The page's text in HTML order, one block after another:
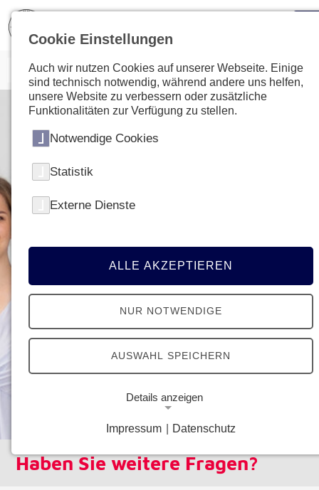
Haben Sie weitere Fragen?
Cookie Einstellungen
Auch wir nutzen Cookies auf unserer Webseite. Einige
sind technisch notwendig, während andere uns helfen,
unsere Website zu verbessern oder zusätzliche
Funktionalitäten zur Verfügung zu stellen.
Notwendige Cookies
Statistik
Externe Dienste
ALLE AKZEPTIEREN
NUR NOTWENDIGE
AUSWAHL SPEICHERN
Details anzeigen
Notwendige Cookies ermöglichen grundlegende
Funktionen und sind für die einwandfreie Funktion
Impressum Datenschutz